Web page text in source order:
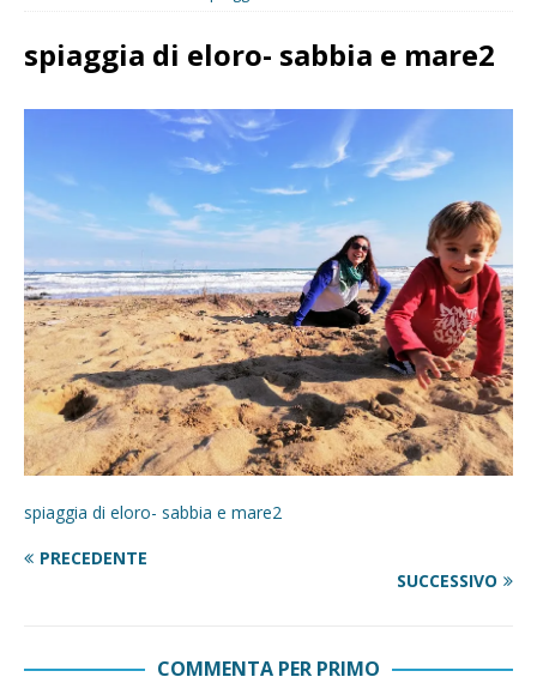
spiaggia di eloro- sabbia e mare2
spiaggia di eloro- sabbia e mare2
PRECEDENTE
SUCCESSIVO
COMMENTA PER PRIMO